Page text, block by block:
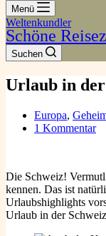
Menü
Weltenkundler
Schöne
Suchen
Urlaub in der
Europa,
1 Kommentar
Die Schweiz!
kennen. Das ist
Urlaubshighlights
Urlaub in der